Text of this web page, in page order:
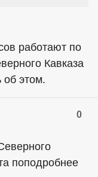
работают по
Кавказа
этом.
0
поподробнее